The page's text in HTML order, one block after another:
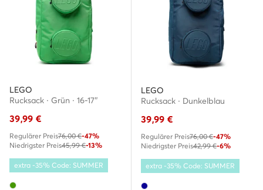
LEGO
Rucksack · Grün · 16-17″
39,99 €
Regulärer Preis76,00 €-47%
Niedrigster Preis45,99 €-13%
extra -35% Code: SUMMER
LEGO
Rucksack · Dunkelblau
39,99 €
Regulärer Preis76,00 €-47%
Niedrigster Preis42,99 €-6%
extra -35% Code: SUMMER